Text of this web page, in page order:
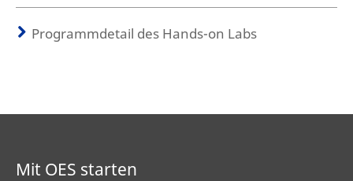
Programmdetail des Hands-on Labs
Mit OES starten